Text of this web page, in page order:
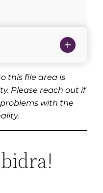
this file area is
Please reach out if
with the